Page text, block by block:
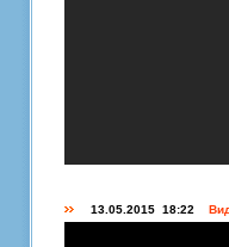
13.05.2015 18:22